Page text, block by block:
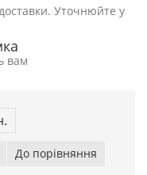
Уточнюйте у
вам
До порівняння